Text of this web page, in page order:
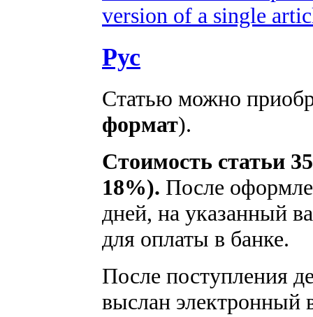
version of a single
Рус
Статью можно
формат).
Стоимость статьи
18%). После
дней, на указанный
для оплаты в банке.
После поступления
выслан электронный